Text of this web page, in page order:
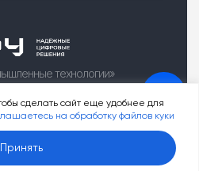
сделать сайт еще удобнее для
на обработку файлов куки
Принять
Профиль Меню
технологии»